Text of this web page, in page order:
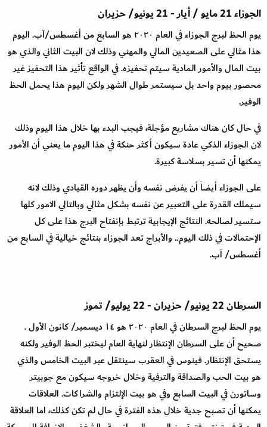
الجوزاء21مايو/أيار-
21يونيو/حزيران
يوم الحظ لبرج الجوزاء في العام ٢٠٢٠ هو السابع من أغسطس /آب. اليوم
هذا مثالي على الصعيدين المالي والمهني وذلك لان البيت الثاني والذي هو
بيت المال والأمور المادية سيتم تحفيزه. في الواقع تأثير هذا التحفيز غير
محصور بيوم واحد بل سيستمر طوال الشهر ولكن اليوم هذا يحمل الحظ
الوفير.
في حال كان هناك مشاريع مؤجلة، فيجب البدء بها خلال هذا اليوم وذلك
لان الجوزاء الذكي عادة سيكون أكثر حنكة في هذا اليوم ما يعني أن الأمور
يمكنها أن تسير بسلاسة كبيرة.
على الجوزاء أيضاً أن يفرض نفسه وأن يظهر دوره القيادي وذلك لانه
سيملك القدرة على التعبير عن نفسه بشكل مثالي وبالتالي الامور كلها
ستسير لصالحه. النتائج الإيجابية ترتبط بإنفتاح البرج هذا على كل
الإحتمالات في ذلك اليوم.. والأبراج تعد الجوزاء بنتائج خيالية في السابع من
أغسطس/آب.
السرطان22يونيو/حزيران-
22يوليو/تموز
يوم الحظ لبرج السرطان في العام ٢٠٢٠ هو ١٤ ديسمبر /كانون الأول .
صحيح أن على السرطان الإنتظار لنهاية العام ليختبر الحظ الوفير ولكنه
يستحق الإنتظار. فينوس في العقرب سينتقل عبر البيت الخامس والذي
هو بيت الحب والصداقة والترفية وخلال خروجه سيكون مع جوبيتر
وساتورن في البيت السابع وفي هو بيت الإلتزام والشراكات. العلاقات
يمكنها أن تصبح جدية خلال هذه الفترة في حال لم تكن كذلك، اما العلاقة